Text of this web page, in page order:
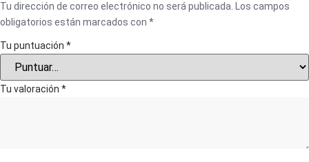
Tu dirección de correo electrónico no será publicada. Los campos
obligatorios están marcados con *
Tu puntuación *
Tu valoración *